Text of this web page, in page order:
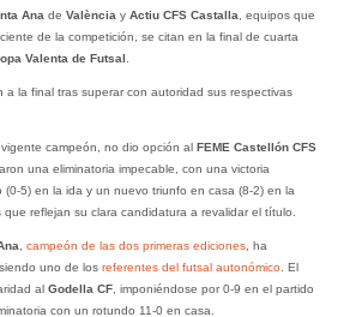
Ana de València y Actiu CFS Castalla , equipos que
de la competición, se citan en la final de cuarta
Valenta de Futsal
a la final tras superar con autoridad sus respectivas
, vigente campeón, no dio opción al FEME Castellón CFS
una eliminatoria impecable, con una victoria
(0-5) en la ida y un nuevo triunfo en casa (8-2) en la
reflejan su clara candidatura a revalidar el título.
campeón de las dos primeras ediciones, ha
uno de los referentes del futsal autonómico. El
al Godella CF, imponiéndose por 0-9 en el partido
con un rotundo 11-0 en casa.